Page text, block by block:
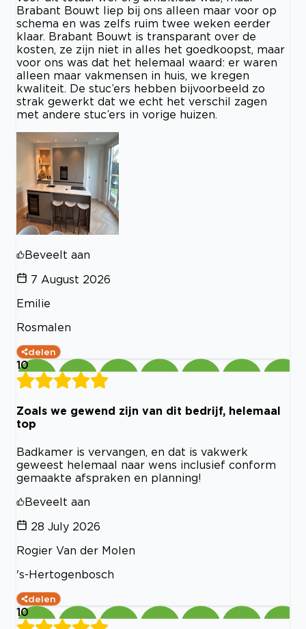
Brabant Bouwt liep bij ons alleen maar voor op
schema en was zelfs ruim twee weken eerder
klaar. Brabant Bouwt is transparant over de
kosten, ze zijn niet in alles het goedkoopst, maar
voor ons was dat het helemaal waard: er waren
alleen maar vakmensen in huis, we kregen
kwaliteit. De stuc’ers hebben bijvoorbeeld zo
strak gewerkt dat we echt het verschil zagen
met andere stuc’ers in vorige huizen.
Beveelt aan
7 August 2026
Emilie
Rosmalen
delen
10
Zoals we gewend zijn van dit bedrijf, helemaal
top
Badkamer is vervangen, en dat is vakwerk
geweest helemaal naar wens inclusief conform
gemaakte afspraken en planning!
Beveelt aan
28 July 2026
Rogier Van der Molen
's-Hertogenbosch
delen
10